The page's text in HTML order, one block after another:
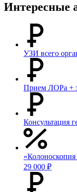
Интересные
УЗИ всего
Прием ЛОРа +
Консультация
29 000 ₽